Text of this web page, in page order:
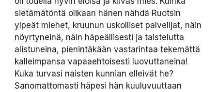
sietämätöntä olikaan hänen nähdä Ruotsin
ylpeät miehet, kruunun uskolliset palvelijat, näin
nöyrtyneinä, näin häpeällisesti ja taistelutta
alistuneina, pienintäkään vastarintaa tekemättä
kalleimpansa vapaaehtoisesti luovuttaneina!
Kuka turvasi naisten kunnian elleivät he?
Sanomattomasti häpesi hän kuuluvuuttaan